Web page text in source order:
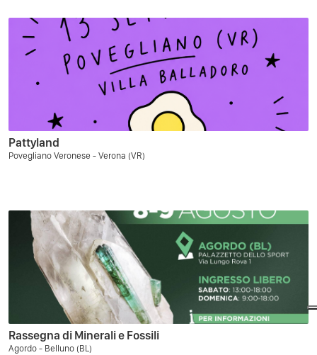
Pattyland
Povegliano Veronese - Verona (VR)
Rassegna di Minerali e Fossili
Agordo - Belluno (BL)